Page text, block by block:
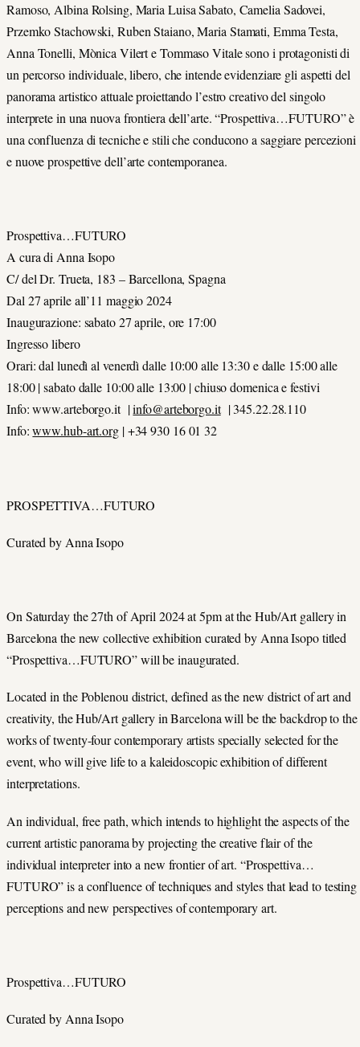
Ramoso, Albina Rolsing, Maria Luisa Sabato, Camelia Sadovei,
Przemko Stachowski, Ruben Staiano, Maria Stamati, Emma Testa,
Anna Tonelli, Mònica Vilert e Tommaso Vitale sono i protagonisti di
un percorso individuale, libero, che intende evidenziare gli aspetti del
panorama artistico attuale proiettando l’estro creativo del singolo
interprete in una nuova frontiera dell’arte. “Prospettiva…FUTURO” è
una confluenza di tecniche e stili che conducono a saggiare percezioni
e nuove prospettive dell’arte contemporanea.
Prospettiva…FUTURO
A cura di Anna Isopo
C/ del Dr. Trueta, 183 – Barcellona, Spagna
Dal 27 aprile all’11 maggio 2024
Inaugurazione: sabato 27 aprile, ore 17:00
Ingresso libero
Orari: dal lunedì al venerdì dalle 10:00 alle 13:30 e dalle 15:00 alle
18:00 | sabato dalle 10:00 alle 13:00 | chiuso domenica e festivi
Info: www.arteborgo.it |info@arteborgo.it| 345.22.28.110
Info:www.hub-art.org| +34 930 16 01 32
PROSPETTIVA…FUTURO
Curated by Anna Isopo
On Saturday the 27th of April 2024 at 5pm at the Hub/Art gallery in
Barcelona the new collective exhibition curated by Anna Isopo titled
“Prospettiva…FUTURO” will be inaugurated.
Located in the Poblenou district, defined as the new district of art and
creativity, the Hub/Art gallery in Barcelona will be the backdrop to the
works of twenty-four contemporary artists specially selected for the
event, who will give life to a kaleidoscopic exhibition of different
interpretations.
An individual, free path, which intends to highlight the aspects of the
current artistic panorama by projecting the creative flair of the
individual interpreter into a new frontier of art. “Prospettiva…
FUTURO” is a confluence of techniques and styles that lead to testing
perceptions and new perspectives of contemporary art.
Prospettiva…FUTURO
Curated by Anna Isopo